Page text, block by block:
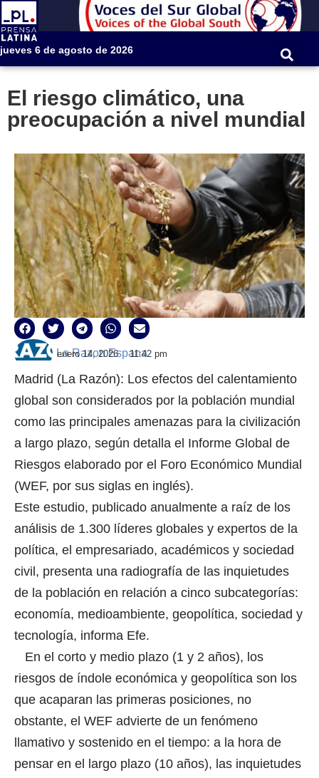
jueves 6 de agosto de 2026
El riesgo climático, una
preocupación a nivel mundial
La Razon Espana
enero 14, 2026 11:42 pm
Madrid (La Razón): Los efectos del calentamiento
global son considerados por la población mundial
como las principales amenazas para la civilización
a largo plazo, según detalla el Informe Global de
Riesgos elaborado por el Foro Económico Mundial
(WEF, por sus siglas en inglés).
Este estudio, publicado anualmente a raíz de los
análisis de 1.300 líderes globales y expertos de la
política, el empresariado, académicos y sociedad
civil, presenta una radiografía de las inquietudes
de la población en relación a cinco subcategorías:
economía, medioambiente, geopolítica, sociedad y
tecnología, informa Efe.
En el corto y medio plazo (1 y 2 años), los
riesgos de índole económica y geopolítica son los
que acaparan las primeras posiciones, no
obstante, el WEF advierte de un fenómeno
llamativo y sostenido en el tiempo: a la hora de
pensar en el largo plazo (10 años), las inquietudes